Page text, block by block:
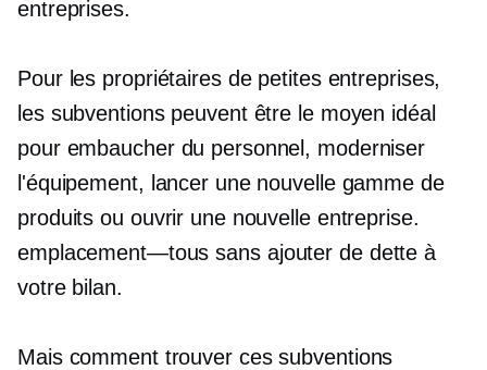
entreprises.
Pour les propriétaires de petites entreprises,
les subventions peuvent être le moyen idéal
pour embaucher du personnel, moderniser
l'équipement, lancer une nouvelle gamme de
produits ou ouvrir une nouvelle entreprise.
emplacement—tous sans ajouter de dette à
votre bilan.
Mais comment trouver ces subventions